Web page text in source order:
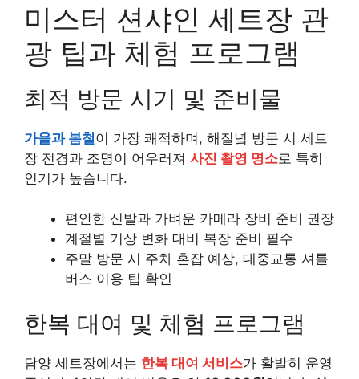
미스터 션샤인 세트장 관
광 팁과 체험 프로그램
최적 방문 시기 및 준비물
가을과 봄철이 가장 쾌적하며, 해질녘 방문 시 세트
장 전경과 조명이 어우러져 사진 촬영 명소로 특히
인기가 높습니다.
편안한 신발과 가벼운 카메라 장비 준비 권장
계절별 기상 변화 대비 복장 준비 필수
주말 방문 시 주차 혼잡 예상, 대중교통 셔틀
버스 이용 팁 확인
한복 대여 및 체험 프로그램
담양 세트장에서는 한복 대여 서비스가 활발히 운영